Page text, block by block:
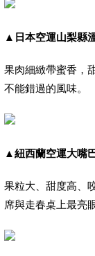
▲ 日本空運山梨縣
果肉細緻帶蜜香，
不能錯過的風味。
▲紐西蘭空運大嘴
果粒大、甜度高、
席與走春桌上最亮眼